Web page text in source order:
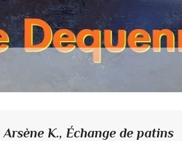
Arsène K., Échange de patins